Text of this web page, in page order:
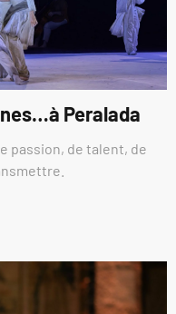
Peralada
passion, de talent, de